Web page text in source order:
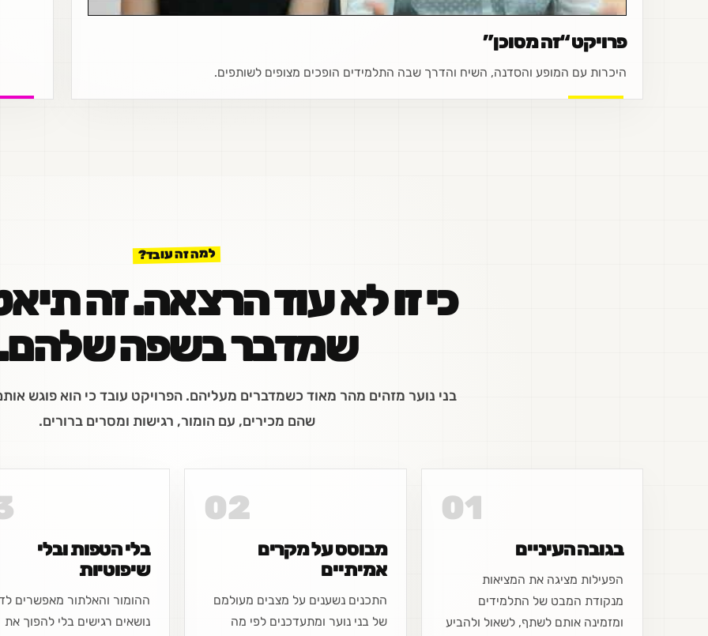
פרויקט “זה מסוכן”
היכרות עם המופע והסדנה, השיח והדרך שבה התלמידים הופכים מצופים לשותפים.
למה זה עובד?
כי זו לא עוד הרצאה. זה
שמדבר בשפה
בני נוער מזהים מהר מאוד כשמדברים מעליהם. הפרויקט עובד כי הוא פוגש
שהם מכירים, עם הומור, רגישות ומסרים ברורים.
01
בגובה העיניים
הפעילות מציגה את המציאות
מנקודת המבט של התלמידים
ומזמינה אותם לשתף, לשאול ולהביע
02
מבוסס על מקרים
אמיתיים
התכנים נשענים על מצבים מעולמם
של בני נוער ומתעדכנים לפי מה
בלי הטפות ובלי
שיפוטיות
ההומור והאלתור מאפשרים
נושאים רגישים בלי להפוך את